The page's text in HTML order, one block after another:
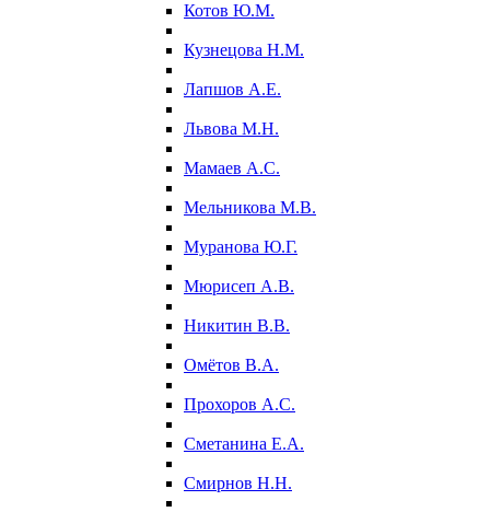
Котов Ю.М.
Кузнецова Н.М.
Лапшов А.Е.
Львова М.Н.
Мамаев А.С.
Мельникова М.В.
Муранова Ю.Г.
Мюрисеп А.В.
Никитин В.В.
Омётов В.А.
Прохоров А.С.
Сметанина Е.А.
Смирнов Н.Н.